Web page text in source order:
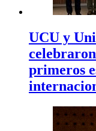
UCU y
primeros